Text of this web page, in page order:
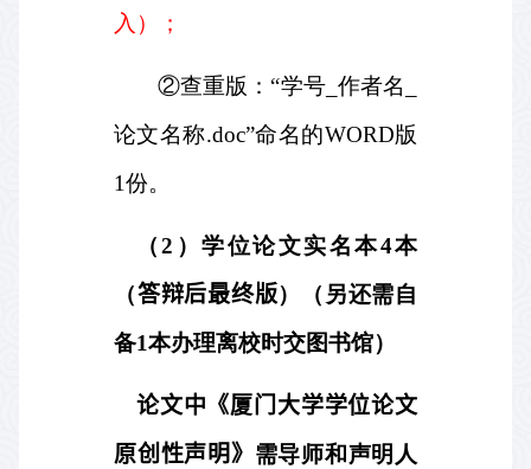
入）；
②查重版：“学号_ 作者名
论文名称.doc”命名的WORD版
1份。
（2 ）学位论文实名本4本
（答辩后最终版）（另还需自
备1本办理离校时交图书馆）
论文中《厦门大学学位论文
原创性声明》 需导师和声明人